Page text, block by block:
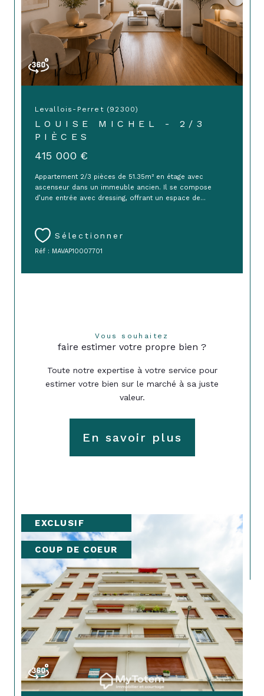
Levallois-Perret (92300)
LOUISE MICHEL - 2/3
PIÈCES
415 000 €
Appartement 2/3 pièces de 51.35m² en étage avec
ascenseur dans un immeuble ancien. Il se compose
d’une entrée avec dressing, offrant un espace de...
Sélectionner
Réf : MAVAP10007701
Vous souhaitez
faire estimer votre propre bien ?
Toute notre expertise à votre service pour
estimer votre bien sur le marché à sa juste
valeur.
En savoir plus
EXCLUSIF
COUP DE COEUR